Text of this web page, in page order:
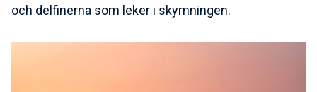
och delfinerna som leker i skymningen.